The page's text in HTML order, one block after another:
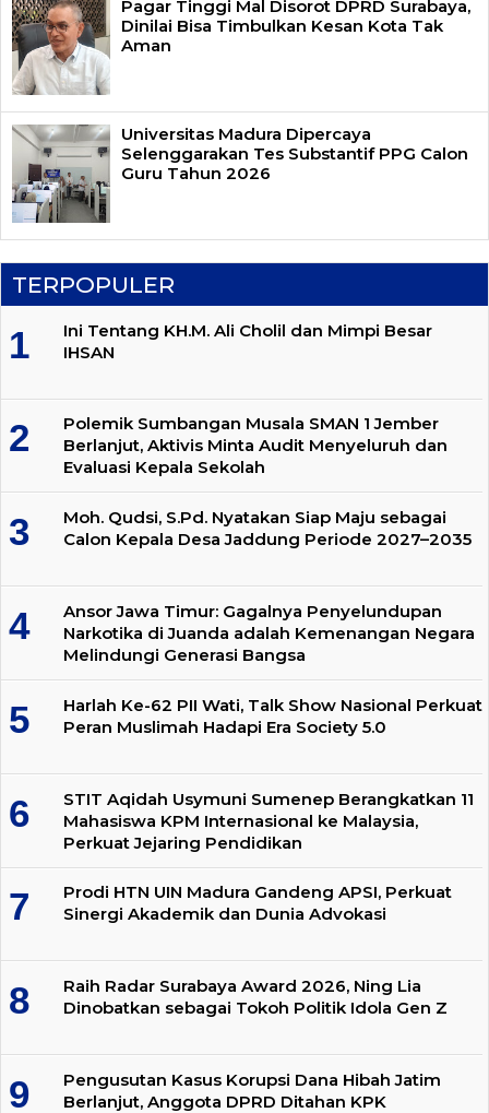
Pagar Tinggi Mal Disorot DPRD Surabaya,
Dinilai Bisa Timbulkan Kesan Kota Tak
Aman
Universitas Madura Dipercaya
Selenggarakan Tes Substantif PPG Calon
Guru Tahun 2026
TERPOPULER
Ini Tentang KH.M. Ali Cholil dan Mimpi Besar
IHSAN
Polemik Sumbangan Musala SMAN 1 Jember
Berlanjut, Aktivis Minta Audit Menyeluruh dan
Evaluasi Kepala Sekolah
Moh. Qudsi, S.Pd. Nyatakan Siap Maju sebagai
Calon Kepala Desa Jaddung Periode 2027–2035
Ansor Jawa Timur: Gagalnya Penyelundupan
Narkotika di Juanda adalah Kemenangan Negara
Melindungi Generasi Bangsa
Harlah Ke-62 PII Wati, Talk Show Nasional Perkuat
Peran Muslimah Hadapi Era Society 5.0
STIT Aqidah Usymuni Sumenep Berangkatkan 11
Mahasiswa KPM Internasional ke Malaysia,
Perkuat Jejaring Pendidikan
Prodi HTN UIN Madura Gandeng APSI, Perkuat
Sinergi Akademik dan Dunia Advokasi
Raih Radar Surabaya Award 2026, Ning Lia
Dinobatkan sebagai Tokoh Politik Idola Gen Z
Pengusutan Kasus Korupsi Dana Hibah Jatim
Berlanjut, Anggota DPRD Ditahan KPK